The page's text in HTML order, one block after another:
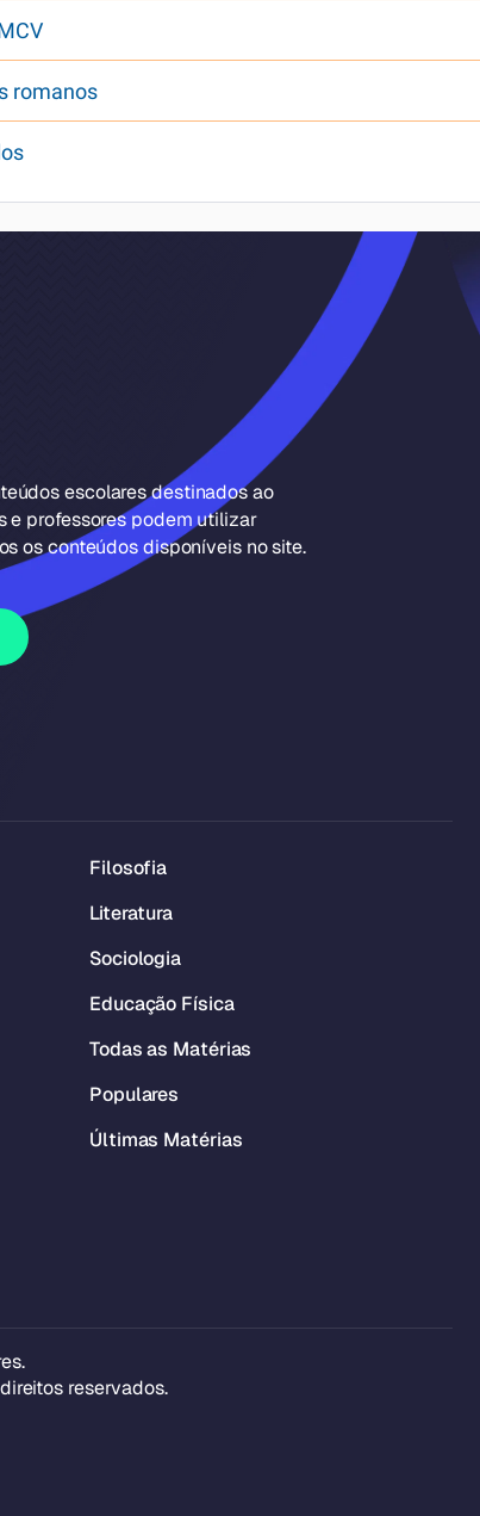
romanos
escolares destinados ao
e professores podem utilizar
os conteúdos disponíveis no site.
Filosofia
Literatura
Sociologia
Educação Física
Todas as Matérias
Populares
Últimas Matérias
reservados.